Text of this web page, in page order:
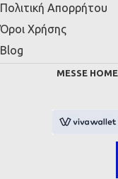
Πολιτική Απορρήτου
Όροι Χρήσης
Blog
MESSE HOME